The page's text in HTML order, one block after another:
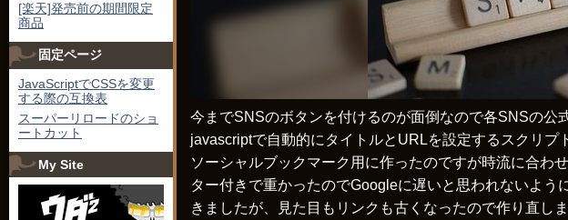
今までSNSのボタンを付けるのが面倒なので各SNSの公
javascriptで自動的にタイトルとURLを設定するスクリプ
ソーシャルブックマーク用に作ったのですが時流に合わ
ター付きで重かったのでGoogleに遅いと思われないよ
きましたが、見た目もリンクも古くなったので作り直しま
[楽天]発売前の期間限定
商品
固定ページ
JavaScriptでCSSを変更
する際の互換表
スーパーリロードのショ
ートカット
My Site